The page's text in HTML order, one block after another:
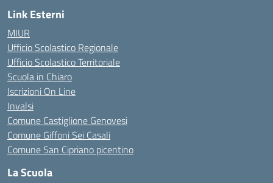
Link Esterni
MIUR
Ufficio Scolastico Regionale
Ufficio Scolastico Territoriale
Scuola in Chiaro
Iscrizioni On Line
Invalsi
Comune Castiglione Genovesi
Comune Giffoni Sei Casali
Comune San Cipriano picentino
La Scuola